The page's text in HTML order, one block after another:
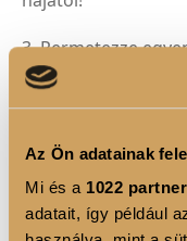
Az Ön adatainak
Mi és a 1022
adatait, így például
3. Permetezze
figyelmet fordítva
hogy ultraerős